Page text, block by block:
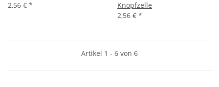
2,56 € *
Knopfzelle
2,56 € *
Artikel 1 - 6 von 6